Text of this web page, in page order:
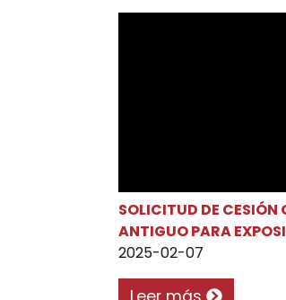
SOLICITUD DE CESIÓN
ANTIGUO PARA
2025-02-07